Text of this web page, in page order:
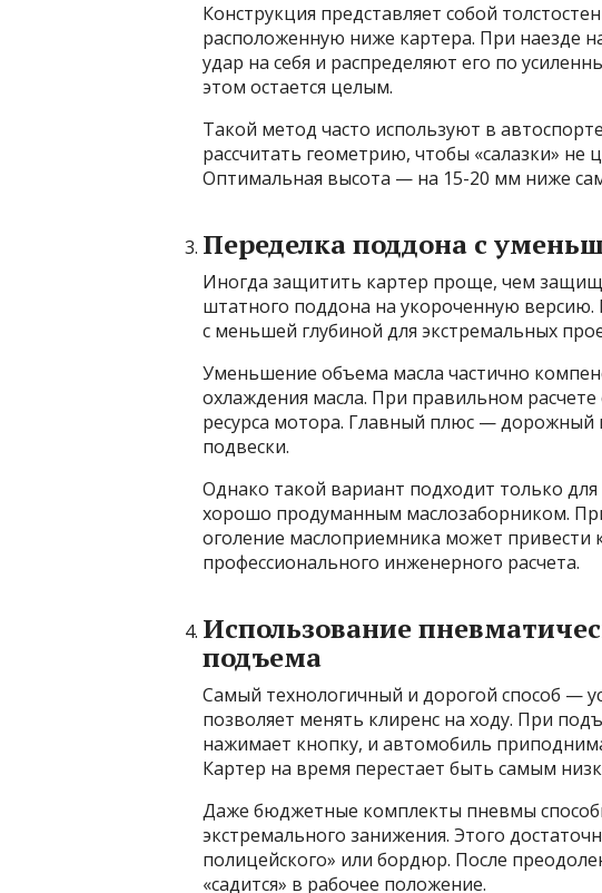
Конструкция представляет собой
расположенную ниже картера. При наезде
удар на себя и распределяют его по
этом остается целым.
Такой метод часто используют в
рассчитать геометрию, чтобы «салазки»
Оптимальная высота — на 15-20 мм ниже
Переделка поддона с
Иногда защитить картер проще, чем
штатного поддона на укороченную
с меньшей глубиной для экстремальных
Уменьшение объема масла частично
охлаждения масла. При правильном расчете
ресурса мотора. Главный плюс — дорожный
подвески.
Однако такой вариант подходит только
хорошо продуманным маслозаборником.
оголение маслоприемника может привести
профессионального инженерного расчета.
Использование
подъема
Самый технологичный и дорогой способ —
позволяет менять клиренс на ходу. При
нажимает кнопку, и автомобиль
Картер на время перестает быть самым
Даже бюджетные комплекты пневмы
экстремального занижения. Этого
полицейского» или бордюр. После
«садится» в рабочее положение.